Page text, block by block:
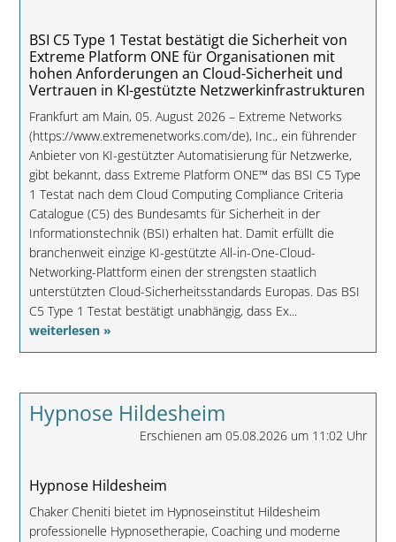
BSI C5 Type 1 Testat bestätigt die Sicherheit von
Extreme Platform ONE für Organisationen mit
hohen Anforderungen an Cloud-Sicherheit und
Vertrauen in KI-gestützte Netzwerkinfrastrukturen
Frankfurt am Main, 05. August 2026 – Extreme Networks
(https://www.extremenetworks.com/de), Inc., ein führender
Anbieter von KI-gestützter Automatisierung für Netzwerke,
gibt bekannt, dass Extreme Platform ONE™ das BSI C5 Type
1 Testat nach dem Cloud Computing Compliance Criteria
Catalogue (C5) des Bundesamts für Sicherheit in der
Informationstechnik (BSI) erhalten hat. Damit erfüllt die
branchenweit einzige KI-gestützte All-in-One-Cloud-
Networking-Plattform einen der strengsten staatlich
unterstützten Cloud-Sicherheitsstandards Europas. Das BSI
C5 Type 1 Testat bestätigt unabhängig, dass Ex...
weiterlesen »
Hypnose Hildesheim
Erschienen am 05.08.2026 um 11:02 Uhr
Hypnose Hildesheim
Chaker Cheniti bietet im Hypnoseinstitut Hildesheim
professionelle Hypnosetherapie, Coaching und moderne